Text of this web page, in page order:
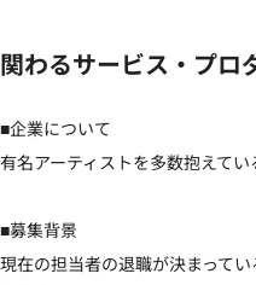
関わるサービス・プロ
■企業について
有名アーティストを多数抱えてい
■募集背景
現在の担当者の退職が決まって